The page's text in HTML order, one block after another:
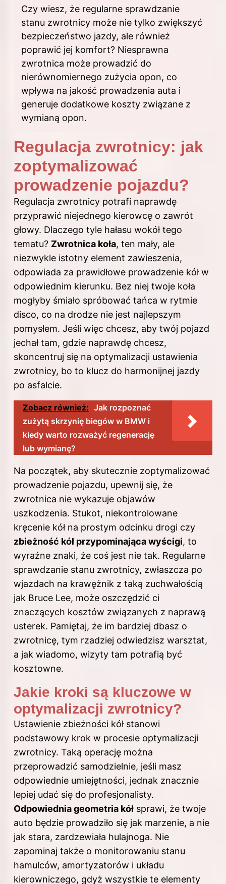
Czy wiesz, że regularne sprawdzanie
stanu zwrotnicy może nie tylko zwiększyć
bezpieczeństwo jazdy, ale również
poprawić jej komfort? Niesprawna
zwrotnica może prowadzić do
nierównomiernego zużycia opon, co
wpływa na jakość prowadzenia auta i
generuje dodatkowe koszty związane z
wymianą opon.
Regulacja zwrotnicy: jak
zoptymalizować
prowadzenie pojazdu?
Regulacja zwrotnicy potrafi naprawdę
przyprawić niejednego kierowcę o zawrót
głowy. Dlaczego tyle hałasu wokół tego
tematu? Zwrotnica koła, ten mały, ale
niezwykle istotny element zawieszenia,
odpowiada za prawidłowe prowadzenie kół w
odpowiednim kierunku. Bez niej twoje koła
mogłyby śmiało spróbować tańca w rytmie
disco, co na drodze nie jest najlepszym
pomysłem. Jeśli więc chcesz, aby twój pojazd
jechał tam, gdzie naprawdę chcesz,
skoncentruj się na optymalizacji ustawienia
zwrotnicy, bo to klucz do harmonijnej jazdy
po asfalcie.
Zobacz również: Jak rozpoznać
zużytą skrzynię biegów w BMW i
kiedy warto rozważyć regenerację
lub wymianę?
Na początek, aby skutecznie zoptymalizować
prowadzenie pojazdu, upewnij się, że
zwrotnica nie wykazuje objawów
uszkodzenia. Stukot, niekontrolowane
kręcenie kół na prostym odcinku drogi czy
zbieżność kół przypominająca wyścigi, to
wyraźne znaki, że coś jest nie tak. Regularne
sprawdzanie stanu zwrotnicy, zwłaszcza po
wjazdach na krawężnik z taką zuchwałością
jak Bruce Lee, może oszczędzić ci
znaczących kosztów związanych z naprawą
usterek. Pamiętaj, że im bardziej dbasz o
zwrotnicę, tym rzadziej odwiedzisz warsztat,
a jak wiadomo, wizyty tam potrafią być
kosztowne.
Jakie kroki są kluczowe w
optymalizacji zwrotnicy?
Ustawienie zbieżności kół stanowi
podstawowy krok w procesie optymalizacji
zwrotnicy. Taką operację można
przeprowadzić samodzielnie, jeśli masz
odpowiednie umiejętności, jednak znacznie
lepiej udać się do profesjonalisty.
Odpowiednia geometria kół sprawi, że twoje
auto będzie prowadziło się jak marzenie, a nie
jak stara, zardzewiała hulajnoga. Nie
zapominaj także o monitorowaniu stanu
hamulców, amortyzatorów i układu
kierowniczego, gdyż wszystkie te elementy